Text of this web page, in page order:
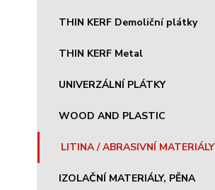
THIN KERF Demoliční plátky
THIN KERF Metal
UNIVERZÁLNÍ PLÁTKY
WOOD AND PLASTIC
LITINA / ABRASIVNÍ MATERIÁLY
IZOLAČNÍ MATERIÁLY, PĚNA